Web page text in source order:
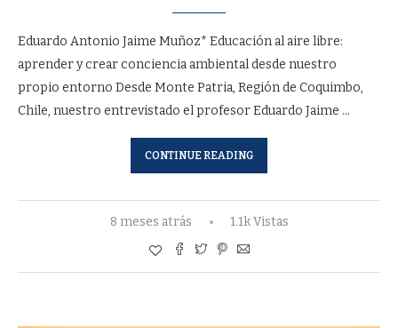
Eduardo Antonio Jaime Muñoz* Educación al aire libre:
aprender y crear conciencia ambiental desde nuestro
propio entorno Desde Monte Patria, Región de Coquimbo,
Chile, nuestro entrevistado el profesor Eduardo Jaime …
CONTINUE READING
8 meses atrás 1.1k Vistas